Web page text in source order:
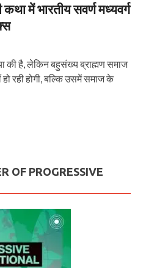
कथा में भारतीय सवर्ण मध्यवर्ग
की है, लेकिन बहुसंख्य ब्राह्मण समाज
रही होगी, बल्कि उसमें समाज के
OF PROGRESSIVE